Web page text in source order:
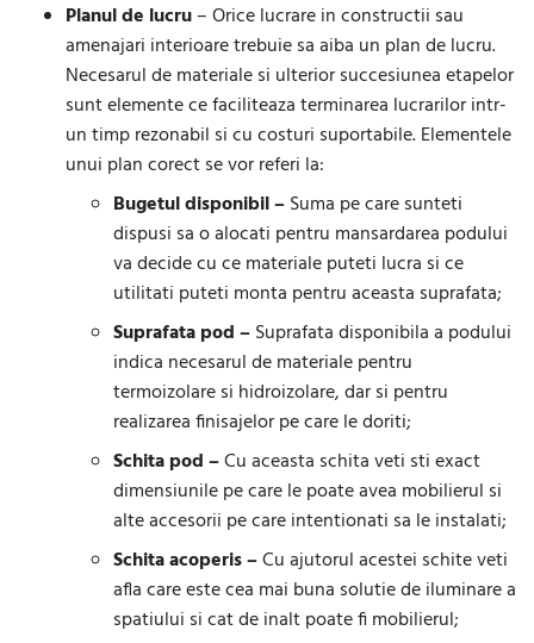
Planul de lucru– Orice lucrare in constructii sau
amenajari interioare trebuie sa aiba un plan de lucru.
Necesarul de materiale si ulterior succesiunea etapelor
sunt elemente ce faciliteaza terminarea lucrarilor intr-
un timp rezonabil si cu costuri suportabile. Elementele
unui plan corect se vor referi la:
Bugetul disponibil –Suma pe care sunteti
dispusi sa o alocati pentru mansardarea podului
va decide cu ce materiale puteti lucra si ce
utilitati puteti monta pentru aceasta suprafata;
Suprafata pod –Suprafata disponibila a podului
indica necesarul de materiale pentru
termoizolare si hidroizolare, dar si pentru
realizarea finisajelor pe care le doriti;
Schita pod –Cu aceasta schita veti sti exact
dimensiunile pe care le poate avea mobilierul si
alte accesorii pe care intentionati sa le instalati;
Schita acoperis –Cu ajutorul acestei schite veti
afla care este cea mai buna solutie de iluminare a
spatiului si cat de inalt poate fi mobilierul;